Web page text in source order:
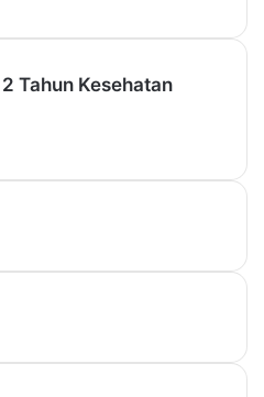
Tahun Kesehatan